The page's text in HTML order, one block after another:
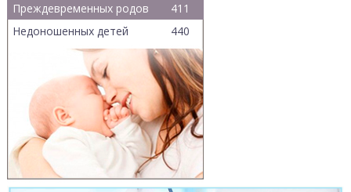
Преждевременных родов
411
Недоношенных детей
440